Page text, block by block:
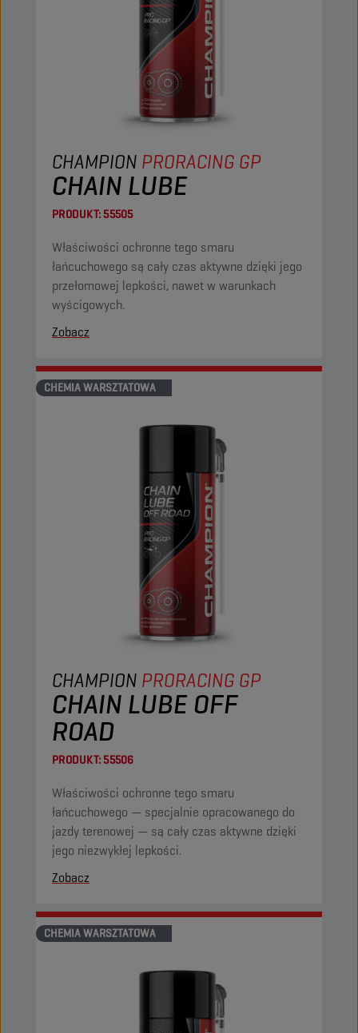
CHAMPION PRORACING GP
CHAIN LUBE
PRODUKT:55505
Właściwości ochronne tego smaru
łańcuchowego są cały czas aktywne dzięki jego
przełomowej lepkości, nawet w warunkach
wyścigowych.
Zobacz
CHEMIA WARSZTATOWA
CHAMPION PRORACING GP
CHAIN LUBE OFF
ROAD
PRODUKT:55506
Właściwości ochronne tego smaru
łańcuchowego — specjalnie opracowanego do
jazdy terenowej — są cały czas aktywne dzięki
jego niezwykłej lepkości.
Zobacz
CHEMIA WARSZTATOWA